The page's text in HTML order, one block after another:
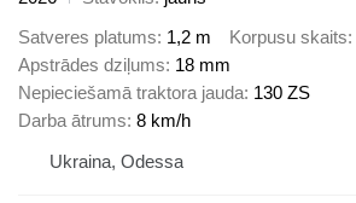
Satveres platums 1,2 m Korpusu skaits
Apstrādes dziļums 18 mm
Nepieciešamā traktora jauda 130 ZS
Darba ātrums 8 km/h
Ukraina, Odessa